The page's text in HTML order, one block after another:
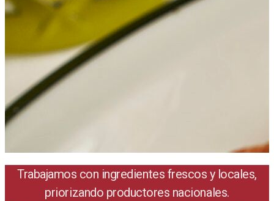
Trabajamos con ingredientes frescos y locales,
priorizando productores nacionales.